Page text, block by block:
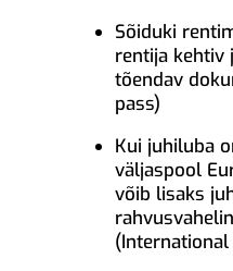
Sõiduki
rentija kehtiv
tõendav
pass)
Kui juhiluba
väljaspool
võib lisaks